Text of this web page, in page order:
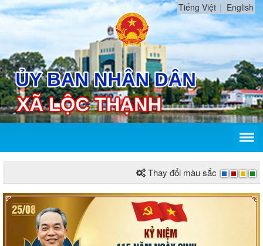
Tiếng Việt English
Thay đổi màu sắc